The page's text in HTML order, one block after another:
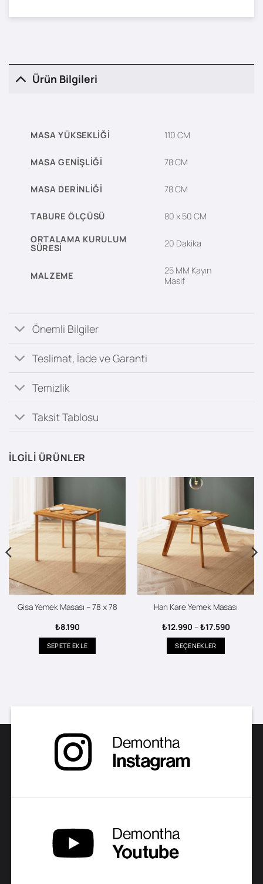
Ürün Bilgileri
MASA YÜKSEKLIĞI 110 CM
MASA GENIŞLIĞI 78 CM
MASA DERINLIĞI 78 CM
TABURE ÖLÇÜSÜ 80 x 50 CM
ORTALAMA KURULUM
SÜRESI 20 Dakika
MALZEME
25 MM Kayın
Masif
Önemli Bilgiler
Teslimat, İade ve Garanti
Temizlik
Taksit Tablosu
İLGILI ÜRÜNLER
Gisa Yemek Masası – 78 x 78
₺8.190
SEPETE EKLE
Han Kare Yemek Masası
₺12.990 –₺17.590Fiyat
SEÇENEKLER